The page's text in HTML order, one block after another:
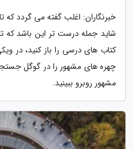
خبرنگاران: اغلب گفته می گردد
شاید جمله درست تر این باشد که
کتاب های درسی را باز کنید، در
چهره های مشهور را در گوگل جستجو
مشهور روبرو ببینید.